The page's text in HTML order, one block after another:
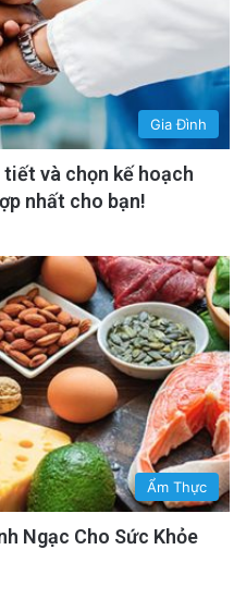
Gia Đình
tiết và chọn kế hoạch
nhất cho bạn!
Ẩm Thực
Ngạc Cho Sức Khỏe